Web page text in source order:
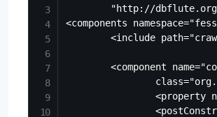
"http://
<components
<include
<component
<property